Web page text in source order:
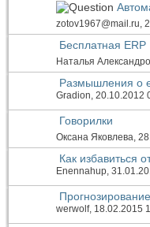
zotov1967@mail.ru,
Бесплатная ERP
Наталья
Размышления о
Gradion, 20.10.2012
Говорилки
Оксана Яковлева,
Как избавиться
Enennahup,
werwolf, 18.02.2015